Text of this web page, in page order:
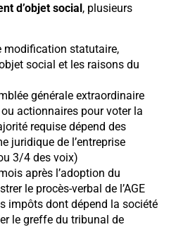
d’objet social, plusieurs
modification statutaire,
social et les raisons du
générale extraordinaire
actionnaires pour voter la
requise dépend des
juridique de l’entreprise
3/4 des voix)
après l’adoption du
le procès-verbal de l’AGE
impôts dont dépend la société
le greffe du tribunal de